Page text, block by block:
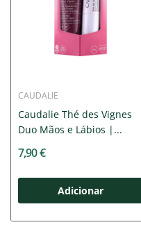
CAUDALIE
Caudalie Thé des Vignes
Duo Mãos e Lábios |...
7,90 €
Adicionar